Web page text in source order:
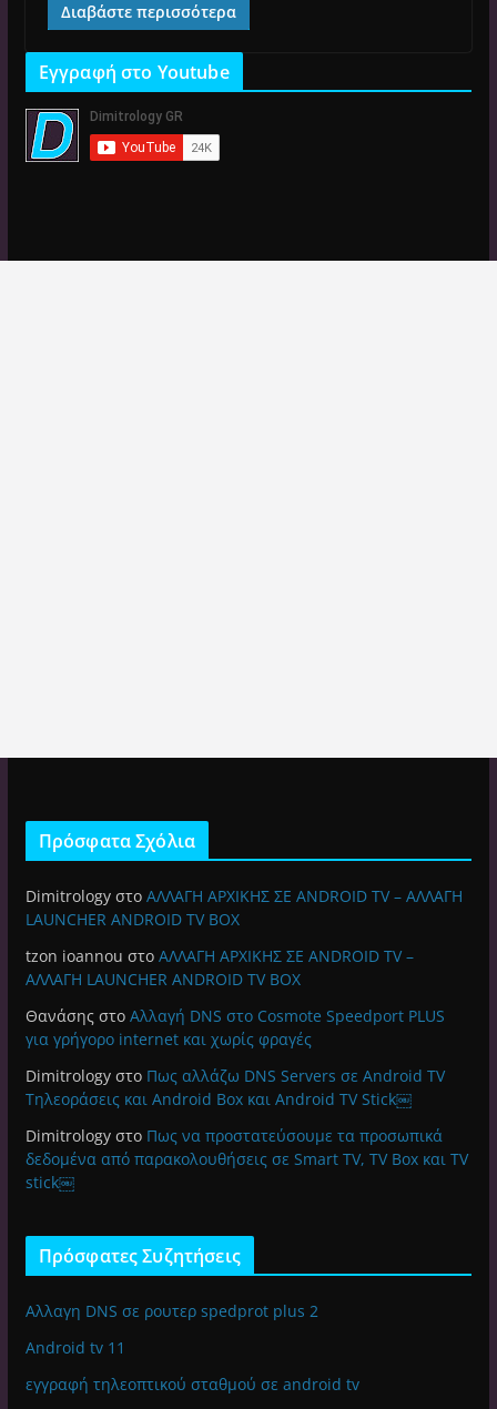
Διαβάστε περισσότερα
Εγγραφή στο Youtube
Πρόσφατα Σχόλια
Dimitrologyστο ΑΛΛΑΓΗ ΑΡΧΙΚΗΣ ΣΕ ANDROID TV – ΑΛΛΑΓΗ
LAUNCHER ANDROID TV BOX
tzon ioannou στο ΑΛΛΑΓΗ ΑΡΧΙΚΗΣ ΣΕ ANDROID TV –
ΑΛΛΑΓΗ LAUNCHER ANDROID TV BOX
Θανάσηςστο Αλλαγή DNS στο Cosmote Speedport PLUS
για γρήγορο internet και χωρίς φραγές
Dimitrologyστο Πως αλλάζω DNS Servers σε Android TV
Τηλεοράσεις και Android Box και Android TV Stick￼
Dimitrologyστο Πως να προστατεύσουμε τα προσωπικά
δεδομένα από παρακολουθήσεις σε Smart TV, TV Box και TV
stick￼
Πρόσφατες Συζητήσεις
Αλλαγη DNS σε ρουτερ spedprot plus 2
Android tv 11
εγγραφή τηλεοπτικού σταθμού σε android tv